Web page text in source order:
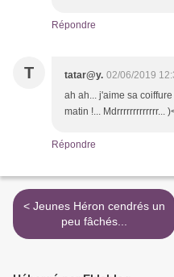
Répondre
T tatar@y. 02/06/2019
ah ah... j'aime sa
matin !... Mdrrrrrrrrrrrrr...
Répondre
< Jeunes Héron cendrés un
peu fâchés...